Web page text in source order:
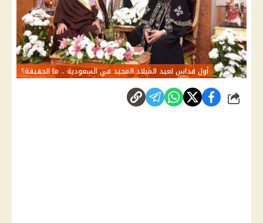
أول قداس لعيد الميلاد المجيد في السعودية .. ما الحقيقة؟
شارك